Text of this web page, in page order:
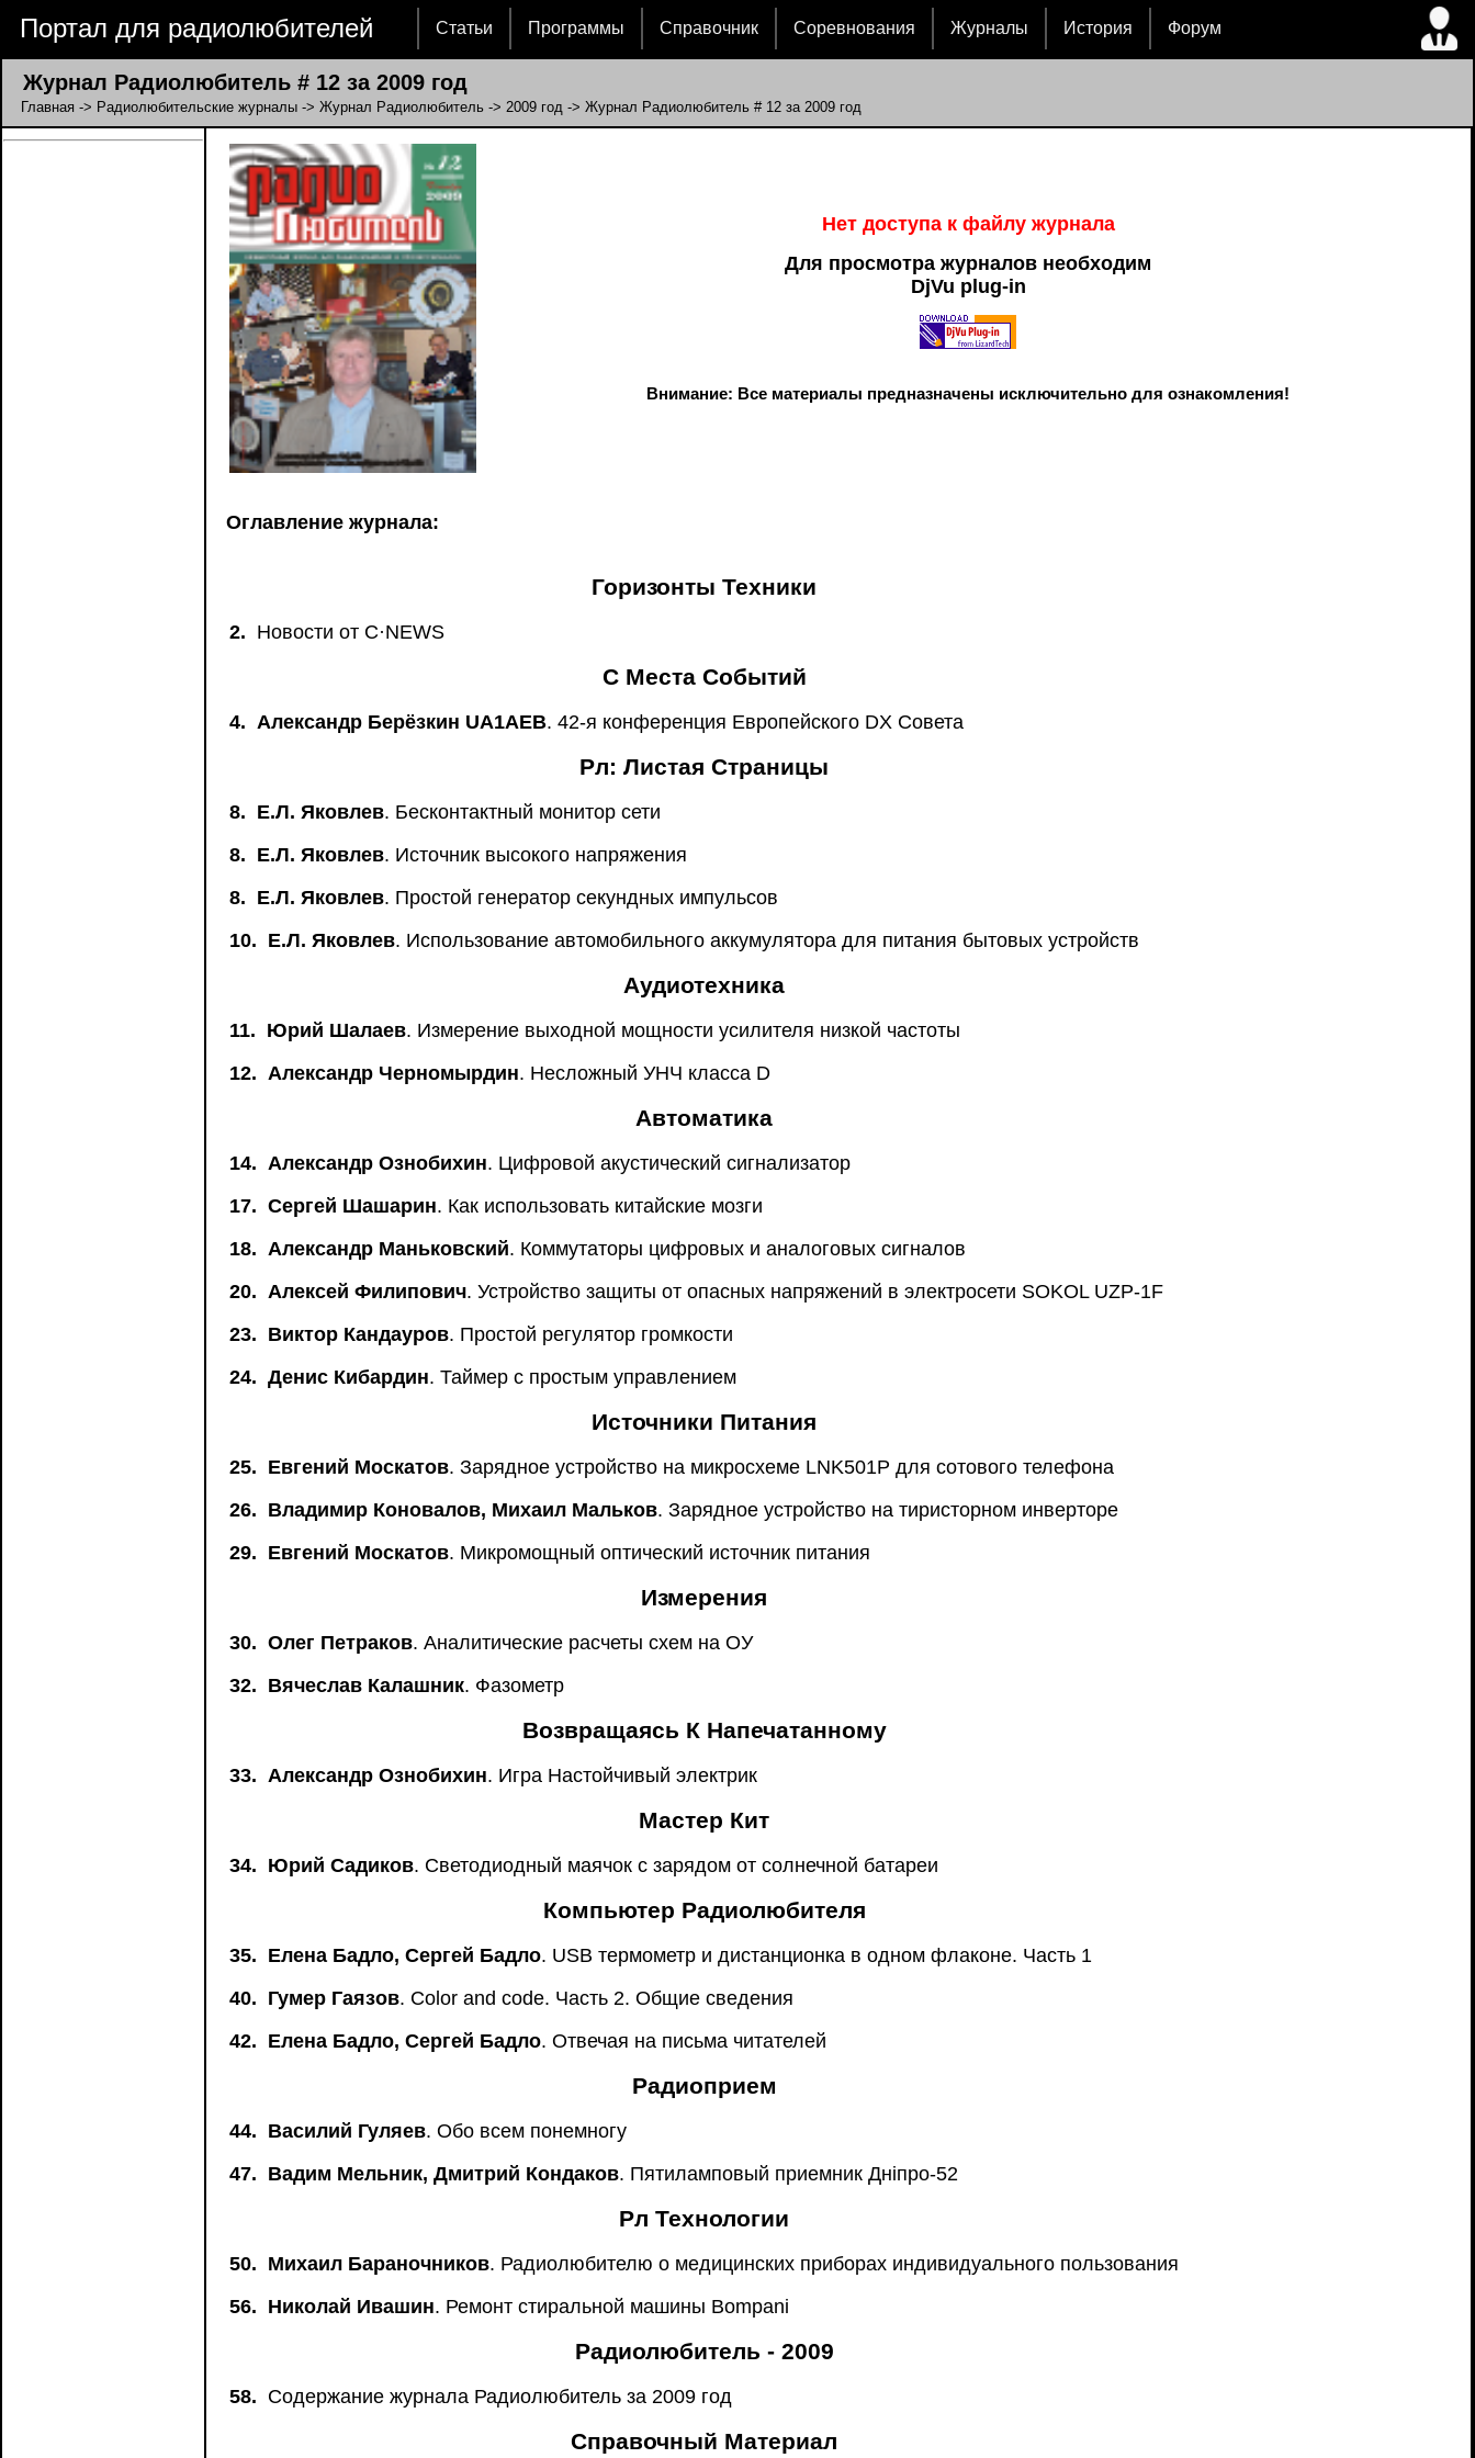
Портал для радиолюбителей Статьи Программы Справочник Соревнования Журналы История Форум
Журнал Радиолюбитель # 12 за 2009 год
Главная -> Радиолюбительские журналы -> Журнал Радиолюбитель -> 2009 год -> Журнал Радиолюбитель # 12 за 2009 год
Нет доступа к файлу журнала
Для просмотра журналов необходим
DjVu plug-in
Внимание: Все материалы предназначены исключительно для ознакомления!
Оглавление журнала:
Горизонты Техники
2. Новости от C·NEWS
С Места Событий
4. Александр Берёзкин UA1AEB. 42-я конференция Европейского DX Совета
Рл: Листая Страницы
8. Е.Л. Яковлев. Бесконтактный монитор сети
8. Е.Л. Яковлев. Источник высокого напряжения
8. Е.Л. Яковлев. Простой генератор секундных импульсов
10. Е.Л. Яковлев. Использование автомобильного аккумулятора для питания бытовых устройств
Аудиотехника
11. Юрий Шалаев. Измерение выходной мощности усилителя низкой частоты
12. Александр Черномырдин. Несложный УНЧ класса D
Автоматика
14. Александр Ознобихин. Цифровой акустический сигнализатор
17. Сергей Шашарин. Как использовать китайские мозги
18. Александр Маньковский. Коммутаторы цифровых и аналоговых сигналов
20. Алексей Филипович. Устройство защиты от опасных напряжений в электросети SOKOL UZP-1F
23. Виктор Кандауров. Простой регулятор громкости
24. Денис Кибардин. Таймер с простым управлением
Источники Питания
25. Евгений Москатов. Зарядное устройство на микросхеме LNK501P для сотового телефона
26. Владимир Коновалов, Михаил Мальков. Зарядное устройство на тиристорном инверторе
29. Евгений Москатов. Микромощный оптический источник питания
Измерения
30. Олег Петраков. Аналитические расчеты схем на ОУ
32. Вячеслав Калашник. Фазометр
Возвращаясь К Напечатанному
33. Александр Ознобихин. Игра Настойчивый электрик
Мастер Кит
34. Юрий Садиков. Светодиодный маячок с зарядом от солнечной батареи
Компьютер Радиолюбителя
35. Елена Бадло, Сергей Бадло. USB термометр и дистанционка в одном флаконе. Часть 1
40. Гумер Гаязов. Color and code. Часть 2. Общие сведения
42. Елена Бадло, Сергей Бадло. Отвечая на письма читателей
Радиоприем
44. Василий Гуляев. Обо всем понемногу
47. Вадим Мельник, Дмитрий Кондаков. Пятиламповый приемник Днiпро-52
Рл Технологии
50. Михаил Бараночников. Радиолюбителю о медицинских приборах индивидуального пользования
56. Николай Ивашин. Ремонт стиральной машины Bompani
Радиолюбитель - 2009
58. Содержание журнала Радиолюбитель за 2009 год
Справочный Материал